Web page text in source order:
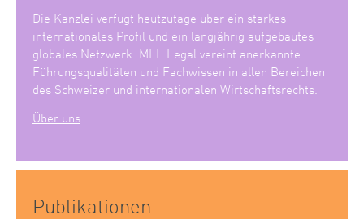
Die Kanzlei verfügt heutzutage über ein starkes
internationales Profil und ein langjährig aufgebautes
globales Netzwerk. MLL Legal vereint anerkannte
Führungsqualitäten und Fachwissen in allen Bereichen
des Schweizer und internationalen Wirtschaftsrechts.
Über uns
Publikationen